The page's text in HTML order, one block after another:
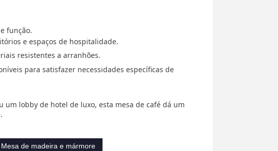
função.
e espaços de hospitalidade.
resistentes a arranhões.
para satisfazer necessidades específicas de
lobby de hotel de luxo, esta mesa de café dá um
Mesa de madeira e mármore